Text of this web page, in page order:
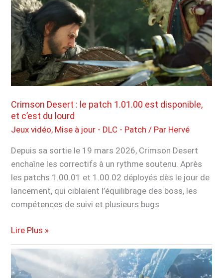
dernière
mise
à
jour
supprime
enfin
cette
fonctionnalité
très
agaçante
Crimson Desert : le patch 1.01.00 est disponible,
et c’est du lourd
Jeux vidéo, Mise à jour - DLC - Patch / Par Hervé
Depuis sa sortie le 19 mars 2026, Crimson Desert
enchaîne les correctifs à un rythme soutenu. Après
les patchs 1.00.01 et 1.00.02 déployés dès le jour de
lancement, qui ciblaient l’équilibrage des boss, les
compétences de suivi et plusieurs bugs
Crimson
Desert
:
le
Lire Plus »